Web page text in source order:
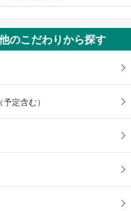
のこだわりから探す
定含む）